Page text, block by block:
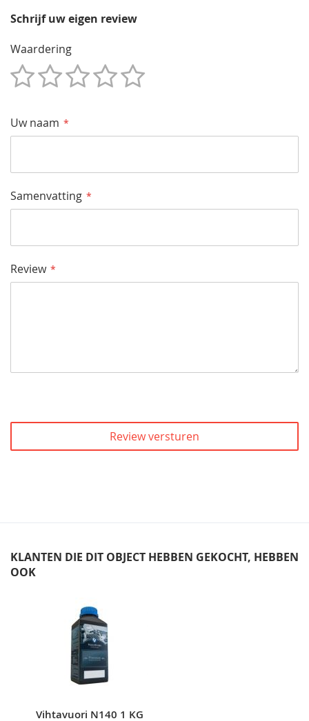
Schrijf uw eigen review
Waardering
Uw naam
Samenvatting
Review
Review versturen
KLANTEN DIE DIT OBJECT HEBBEN GEKOCHT, HEBBEN
OOK
Vihtavuori N140 1 KG